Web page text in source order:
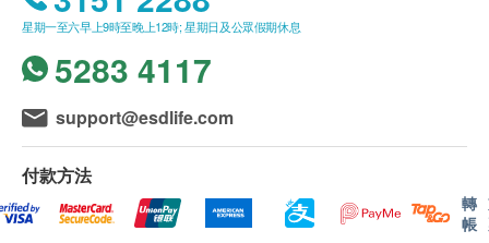
地免費送貨服務。賬單總額未滿HK$300需附加
HK$150運費。(離島加收$20)
港島、九龍及新界送貨日期為逢星期一至六(
2:00pm - 10:00pm ) ，星期日及公眾假期休息。
馬灣及愉景灣送貨日期為下單後最少兩個工作天
後，星期一至六( 2:00pm - 10:00pm )，星期日及公
眾假期休息。
東涌及離島送貨日期為逢為下單後最少兩個工作天
星期一至六早上9時至晚上12時; 星期日及公眾假期休息
5283 4117
support@esdlife.com
付款方法
轉
帳